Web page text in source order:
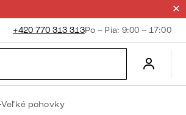
+420 770 313 313Po – Pia: 9:00 – 17:00
Veľké pohovky